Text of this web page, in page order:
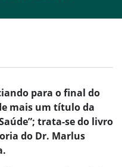
para o final do
mais um título da
trata-se do livro
do Dr. Marlus